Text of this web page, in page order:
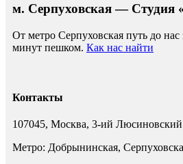
м. Серпуховская — Студия
От метро Серпуховская путь до
минут пешком. Как нас найти
Контакты
107045, Москва, 3-ий Люсиновский
Метро: Добрынинская,